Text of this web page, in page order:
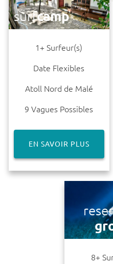
surfcamp
1+ Surfeur(s)
Date Flexibles
Atoll Nord de Malé
9 Vagues Possibles
EN SAVOIR PLUS
8+